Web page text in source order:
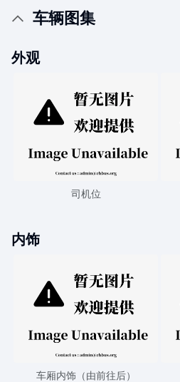
车辆图集
外观
司机位
内饰
车厢内饰（由前往后）